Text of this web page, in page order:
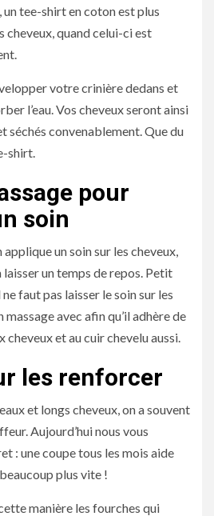
un tee-shirt en coton est plus
cheveux, quand celui-ci est
votre crinière dedans et
l’eau. Vos cheveux seront ainsi
séchés convenablement. Que du
shirt.
pour
soin
un soin sur les cheveux,
laisser un temps de repos. Petit
ne faut pas laisser le soin sur les
avec afin qu’il adhère de
cheveux et au cuir chevelu aussi.
les renforcer
et longs cheveux, on a souvent
Aujourd’hui nous vous
: une coupe tous les mois aide
plus vite !
manière les fourches qui